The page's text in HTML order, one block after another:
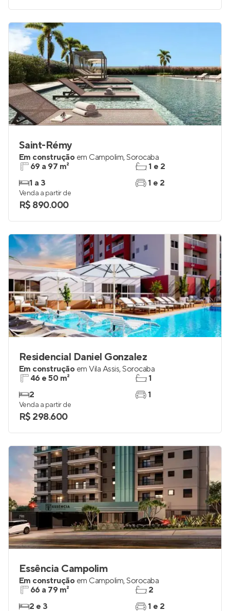
Saint-Rémy
Em construção em Campolim,Sorocaba
69 a 97 m²
1 a 3
1 e 2
1 e 2
Venda a partir de
R$ 890.000
Residencial Daniel Gonzalez
Em construção em Vila Assis,Sorocaba
46 e 50 m²
2
1
1
Venda a partir de
R$ 298.600
Essência Campolim
Em construção em Campolim,Sorocaba
66 a 79 m²
2 e 3
2
1 e 2